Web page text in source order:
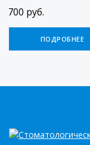
2 700 руб.
ПОДРОБНЕЕ